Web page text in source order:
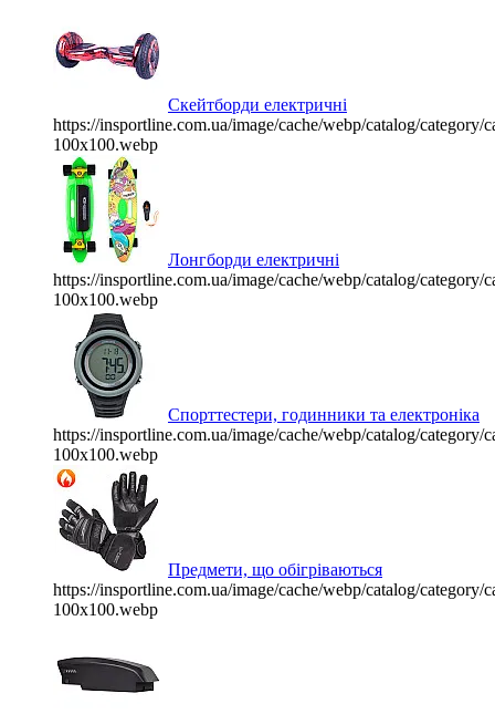
Скейтборди електричні
https://insportline.com.ua/image/cache/webp/catalog/category/
100x100.webp
Лонгборди електричні
https://insportline.com.ua/image/cache/webp/catalog/category/
100x100.webp
Спорттестери, годинники та електроніка
https://insportline.com.ua/image/cache/webp/catalog/category/
100x100.webp
Предмети, що обігріваються
https://insportline.com.ua/image/cache/webp/catalog/category/
100x100.webp